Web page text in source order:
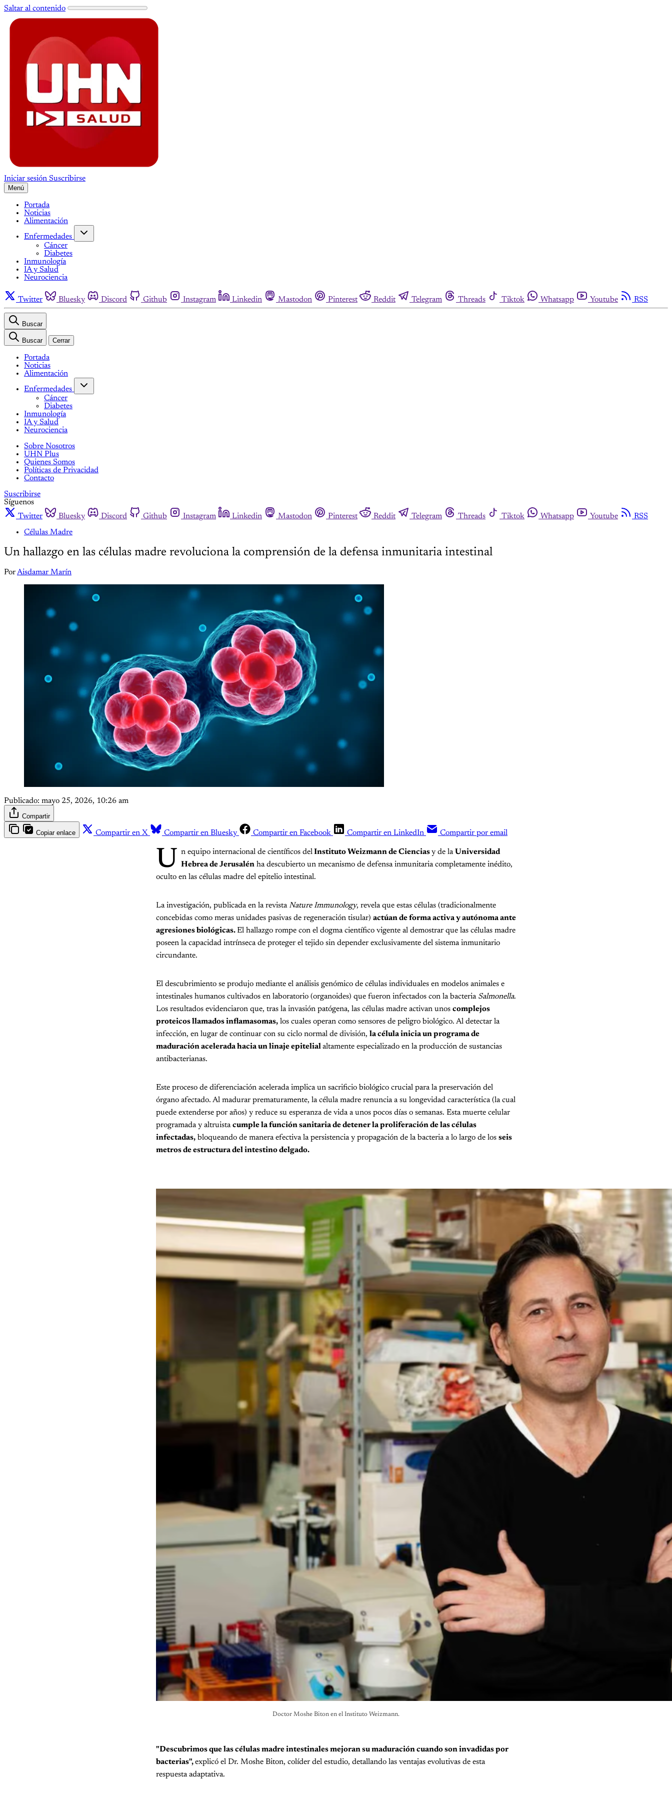
Saltar al contenido
Iniciar sesión Suscribirse
Menú
Portada
Noticias
Alimentación
Enfermedades
Cáncer
Diabetes
Inmunología
IA y Salud
Neurociencia
Twitter Bluesky Discord Github Instagram Linkedin Mastodon Pinterest Reddit Telegram Threads Tiktok Whatsapp Youtube RSS
Buscar
Buscar Cerrar
Portada
Noticias
Alimentación
Enfermedades
Cáncer
Diabetes
Inmunología
IA y Salud
Neurociencia
Sobre Nosotros
UHN Plus
Quienes Somos
Políticas de Privacidad
Contacto
Suscribirse
Síguenos
Twitter
Bluesky Discord Github Instagram Linkedin Mastodon Pinterest Reddit Telegram Threads Tiktok Whatsapp Youtube
RSS
Células Madre
Un hallazgo en las células madre revoluciona la comprensión de la defensa inmunitaria intestinal
PorAisdamar Marín
Publicado: mayo 25, 2026, 10:26 am
Compartir
Copiar enlace Compartir en X Compartir en Bluesky Compartir en Facebook Compartir en LinkedIn Compartir por email
U n equipo internacional de científicos delInstituto Weizmann de Cienciasy de la Universidad
Hebrea de Jerusalén ha descubierto un mecanismo de defensa inmunitaria completamente inédito,
oculto en las células madre del epitelio intestinal.
La investigación, publicada en la revista Nature Immunology, revela que estas células (tradicionalmente
concebidas como meras unidades pasivas de regeneración tisular) actúan de forma activa y autónoma ante
agresiones biológicas.El hallazgo rompe con el dogma científico vigente al demostrar que las células madre
poseen la capacidad intrínseca de proteger el tejido sin depender exclusivamente del sistema inmunitario
circundante.
El descubrimiento se produjo mediante el análisis genómico de células individuales en modelos animales e
intestinales humanos cultivados en laboratorio (organoides) que fueron infectados con la bacteria Salmonella.
Los resultados evidenciaron que, tras la invasión patógena, las células madre activan unos complejos
proteicos llamados inflamasomas, los cuales operan como sensores de peligro biológico. Al detectar la
infección, en lugar de continuar con su ciclo normal de división, la célula inicia un programa de
maduración acelerada hacia un linaje epitelialaltamente especializado en la producción de sustancias
antibacterianas.
Este proceso de diferenciación acelerada implica un sacrificio biológico crucial para la preservación del
órgano afectado. Al madurar prematuramente, la célula madre renuncia a su longevidad característica (la cual
puede extenderse por años) y reduce su esperanza de vida a unos pocos días o semanas. Esta muerte celular
programada y altruistacumple la función sanitaria de detener la proliferación de las células
infectadas, bloqueando de manera efectiva la persistencia y propagación de la bacteria a lo largo de los seis
metros de estructura del intestino delgado.
Doctor Moshe Biton en el Instituto Weizmann.
"Descubrimos que las células madre intestinales mejoran su maduración cuando son invadidas por
bacterias",explicó el Dr. Moshe Biton, colíder del estudio, detallando las ventajas evolutivas de esta
respuesta adaptativa.